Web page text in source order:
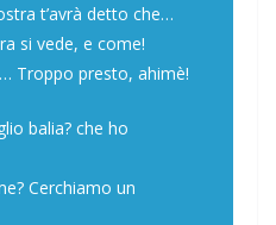
t’avrà detto che…
si vede, e come!
Troppo presto, ahimè!
balia? che ho
Cerchiamo un